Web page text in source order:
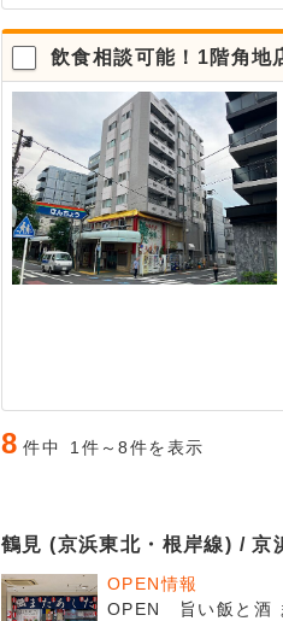
飲食相談可能！1階角地
8 件中 1件～8件を表示
鶴見 (京浜東北・根岸線) / 京
OPEN情報
OPEN 旨い飯と酒